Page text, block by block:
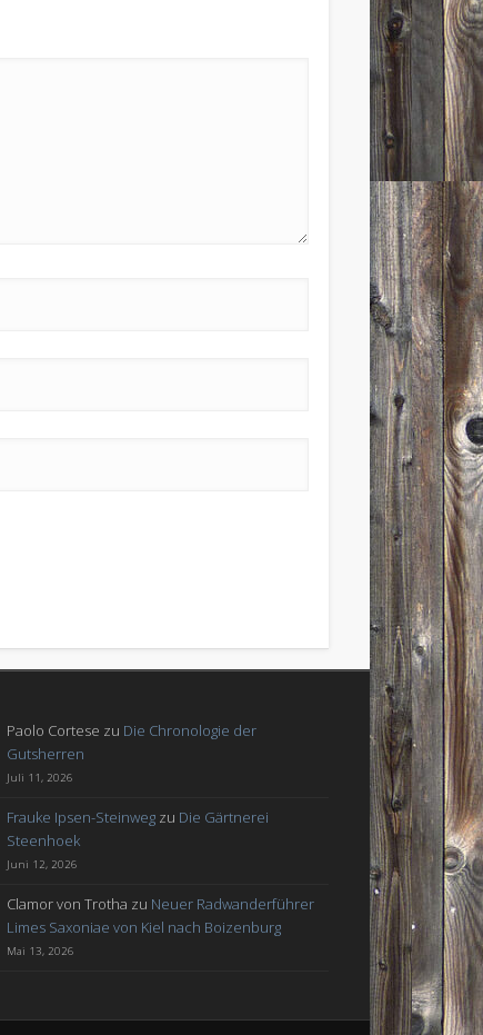
Paolo Cortese zu Die Chronologie der
Gutsherren
Juli 11, 2026
Frauke Ipsen-Steinweg zu Die Gärtnerei
Steenhoek
Juni 12, 2026
Clamor von Trotha zu Neuer Radwanderführer
Limes Saxoniae von Kiel nach Boizenburg
Mai 13, 2026